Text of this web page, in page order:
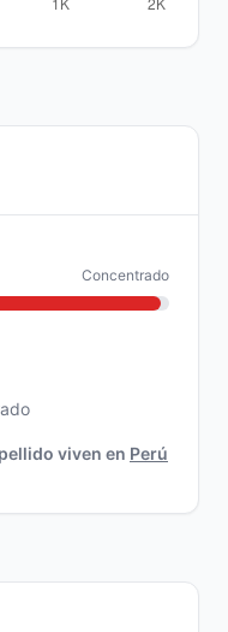
Concentrado
viven en Perú